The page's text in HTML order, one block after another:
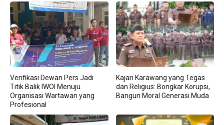
Verifikasi Dewan Pers Jadi
Titik Balik IWOI Menuju
Organisasi Wartawan yang
Profesional
Kajari Karawang yang Tegas
dan Religius: Bongkar Korupsi,
Bangun Moral Generasi Muda